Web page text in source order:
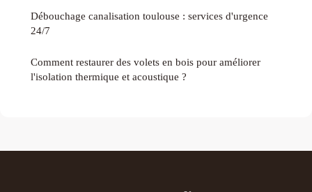
Débouchage canalisation toulouse : services d'urgence
24/7
Comment restaurer des volets en bois pour améliorer
l'isolation thermique et acoustique ?